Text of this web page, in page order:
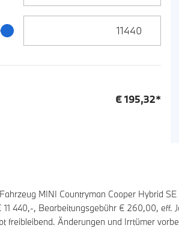
€195,32*
MINI Countryman Cooper Hybrid
11 440,-, Bearbeitungsgebühr € 260,00, eff.
freibleibend. Änderungen und Irrtümer